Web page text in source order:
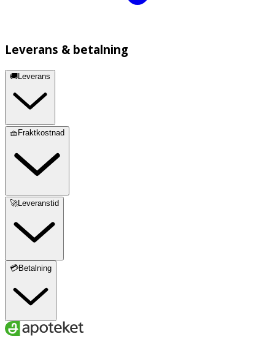
Leverans & betalning
🚚Leverans
🧺Fraktkostnad
🚀Leveranstid
💳Betalning